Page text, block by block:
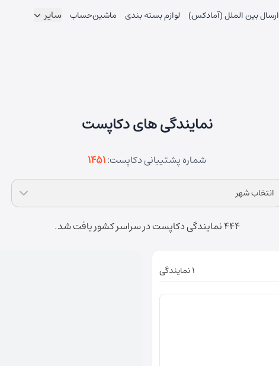
ارسال بین الملل (آمادکس) لوازم بسته بندی ماشین‌حساب سایر
نمایندگی های دکاپست
شماره پشتیبانی دکاپست:1451
انتخاب شهر
444 نمایندگی دکاپست در سراسر کشور یافت شد.
1 نمایندگی